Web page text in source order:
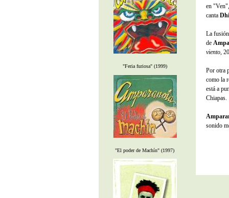
"Feria furiosa" (1999)
"El poder de Machín" (1997)
en
canta
La
de
viento ,
Por otra
como la
está a
Chiapas.
sonido